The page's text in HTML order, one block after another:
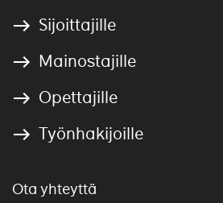
Sijoittajille
Mainostajille
Opettajille
Työnhakijoille
Ota yhteyttä